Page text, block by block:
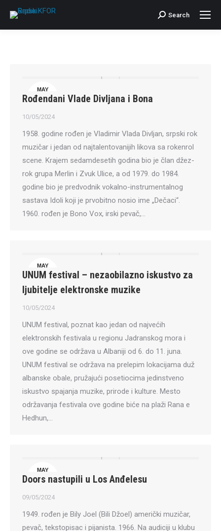
Search:
Search
MAY
10
Rođendani Vlade Divljana i Bona
10/05/2024
1958. godine rođen je Vladimir Vlada Divljan, srpski rok
muzičar i jedan od najtalentovanijih likova sa rokenrol
scene. Krajem sedamdesetih godina bio je član džez-
rok grupa Merlin i Zvuk Ulice, a od 1979. do 1984.
godine bio je predvodnik vokalno-instrumentalnog
sastava Idoli koji je prvobitno nosio ime „Dečaci“.
1960. rođen je Bono Vox, irski pevač,…
MAY
10
UNUM festival – nezaobilazno iskustvo za
ljubitelje elektronske muzike
10/05/2024
UNUM festival, poznat kao jedan od najvećih
elektronskih festivala u regionu Jadranskog mora i
ove godine se održava u Albaniji od 6. do 11. juna.
UNUM festival se održava na prelepim lokacijama duž
albanske obale, pružajući posetiocima jedinstveno
iskustvo spajanja muzike, prirode i kulture. Mesto
održavanja festivala ove godine biće na plaži Rana e
Hedhun,…
MAY
9
Doors nastupili u Los Anđelesu
09/05/2024
1949. rođen je Bily Joel (Bili Džoel) američki muzičar,
pevač, tekstopisac i pijanista. 1966. Na audiciji u klubu